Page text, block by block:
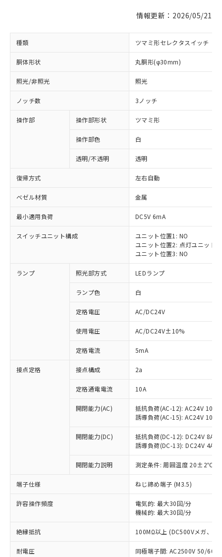
情報更新：2026/05/21
種類 ツマミ形セレクタスイッチ
胴体形状 丸胴形(φ30mm)
照光/非照光 照光
ノッチ数 3ノッチ
操作部 操作部形状 ツマミ形
操作部色 白
透明/不透明 透明
復帰方式 左右自動
ベゼル材質 金属
最小適用負荷 DC5V 6mA
スイッチユニット構成
ユニット位置1: NO
ユニット位置2: 点灯ユニット
ユニット位置3: NO
ランプ 照光部方式 LEDランプ
ランプ色 白
定格電圧 AC/DC24V
使用電圧 AC/DC24V±10%
定格電流 5mA
接点定格 接点構成 2a
定格通電電流 10A
開閉能力(AC)
抵抗負荷(AC-12): AC24V 10A/
誘導負荷(AC-15): AC24V
開閉能力(DC)
抵抗負荷(DC-12): DC24V 8A/
誘導負荷(DC-13): DC24V 4A/
開閉能力説明 測定条件: 周囲温度 20±2℃、
端子仕様 ねじ締め端子 (M3.5)
許容操作頻度
電気的: 最大30回/分
機械的: 最大30回/分
絶縁抵抗 100MΩ以上 (DC500Vメガ、点
耐電圧
同極端子間: AC2500V 50/
ご利用条件
以下の条件をお読みいただき、同意のうえ
本サービスは、当社制御機器事業取扱
商品の当社在庫状況および標準価格
(税抜)を提供させていただくもので
当社制御機器事業取扱商品の中には、
本サービスの対象外となる商品もある
ことをご了承ください。
在庫状況および標準価格照会結果は、
記載している更新日時点での社内デー
タに基づき作成されるものであり、閲
覧された時点での実際の在庫および標
準価格とは異なる場合があることをご
対応済み：EU RoHS指令（10物質）の
非含有に対応した製品が提供可能な商品で
対応予定：EU RoHS指令（10物質）の非含
有に対応した製品に切り替える予定のある
対応予定なし：EU RoHS指令（10物質）の
非含有に非対応の商品で、対応品を出す予
調査・確認中：EU RoHS指令（10物質）の
非含有の対応状況を調査中または確認中の
非該当品：ライセンス料など無形物で、有
害物質有無と関係のない商品です。
仕入先様の事情により、非含有部品として
いたものが、含有品と判明した場合などや
むを得ず変更することがあります。
*EU RoHS指令（10物質）：
鉛(Pb) 1000ppm以下、 水銀(Hg) 1000ppm以下、 カド
六価クロム(Cr(Ⅵ)) 1000ppm以下、ポリ臭化ビフェニル
※1 中国RoHS○×表
「○」：最大均質材料含有率が中国RoHSの
基準値以下であることを示します。
「×」：最大均質材料含有率が中国RoHSの
基準値を超えていることを示します。
「－」：未確認です。当社販売部門へお問
*中国RoHS10物質の基準値 (GB/T26572)：
当社は、これら貴社製品のうち、外国
為替および外国貿易法に定める商品
（以下｢規制貨物等」という）を輸出
または国外への提供する場合は、日本
国政府の輸出許可(または役務取引許
可)を取得するなどの必要な手続きを